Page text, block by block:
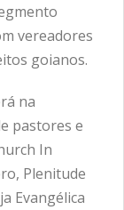
vereadores
goianos.
na
pastores e
In
Plenitude
Evangélica